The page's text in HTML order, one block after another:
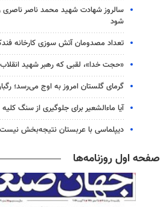
سالروز شهادت شهید محمد ناصر ناصری
شود
تعداد مصدومان آتش سوزی کارخانه فندک
«حجت خدا»، لقبی که رهبر شهید
گرمای گلستان امروز به اوج می‌رسد؛
آیا ماءالشعیر برای جلوگیری از سنگ
دیپلماسی با عربستان نتیجه‌بخش
صفحه اول روزنامه‌ها